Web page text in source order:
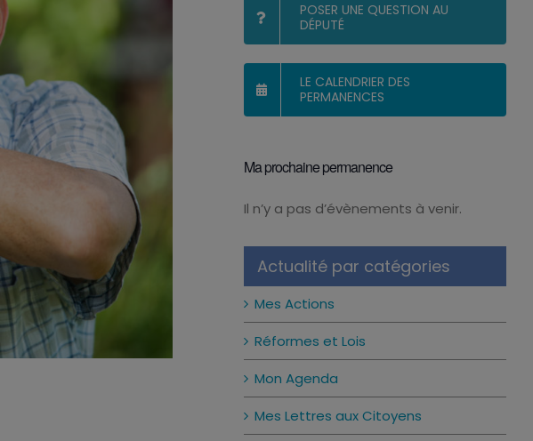
POSER UNE QUESTION AU
DÉPUTÉ
LE CALENDRIER DES
PERMANENCES
Ma prochaine permanence
Notice
Il n’y a pas d’évènements à venir.
Actualité par catégories
Mes Actions
Réformes et Lois
Mon Agenda
Mes Lettres aux Citoyens